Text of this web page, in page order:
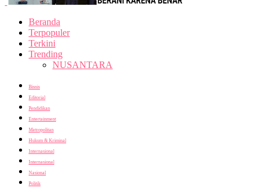
Beranda
Terpopuler
Terkini
Trending
NUSANTARA
Bisnis
Editorial
Pendidikan
Entertainment
Metropolitan
Hukum & Kriminal
Internasional
Internasional
Nasional
Politik